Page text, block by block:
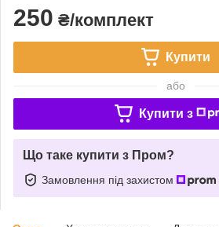
250 ₴/комплект
Купити
або
Купити з
Що таке купити з Пром?
Замовлення під захистом